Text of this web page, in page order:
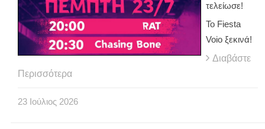
τελείωσε!
Το Fiesta
Voio ξεκινά!
Διαβάστε
Περισσότερα
23 Ιούλιος 2026